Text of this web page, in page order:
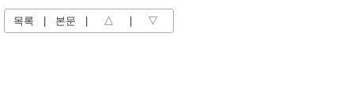
목록 본문 △ ▽